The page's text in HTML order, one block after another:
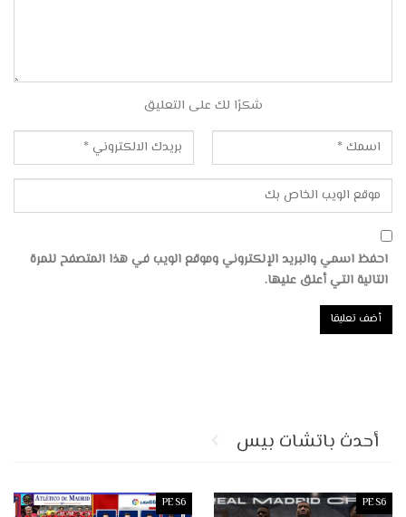
شكرًا لك على التعليق
احفظ اسمي والبريد الإلكتروني وموقع الويب في هذا المتصفح للمرة
التالية التي أعلق عليها.
أحدث باتشات بيس
PES6
PES6